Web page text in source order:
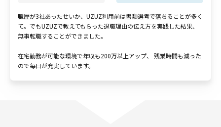
職歴が3社あったせいか、UZUZ利用前は書類選考で落ちることが多く
て。でもUZUZで教えてもらった退職理由の伝え方を実践した結果、
無事転職することができました。
在宅勤務が可能な環境で年収も200万以上アップ、 残業時間も減った
ので毎日が充実しています。